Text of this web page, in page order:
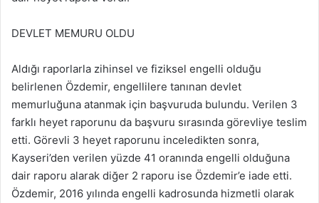
DEVLET MEMURU OLDU
Aldığı raporlarla zihinsel ve fiziksel engelli olduğu
belirlenen Özdemir, engellilere tanınan devlet
memurluğuna atanmak için başvuruda bulundu. Verilen 3
farklı heyet raporunu da başvuru sırasında görevliye teslim
etti. Görevli 3 heyet raporunu inceledikten sonra,
Kayseri’den verilen yüzde 41 oranında engelli olduğuna
dair raporu alarak diğer 2 raporu ise Özdemir’e iade etti.
Özdemir, 2016 yılında engelli kadrosunda hizmetli olarak